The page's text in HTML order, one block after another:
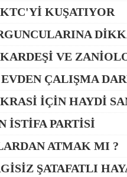
KUŞATIYOR
VE
ÇALIŞMA
İÇİN HAYDİ
İSTİFA PARTİSİ
ATMAK MI ?
ŞATAFATLI